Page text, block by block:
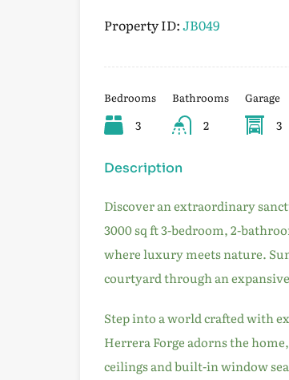
Property ID:JB049
Bedrooms
3
Bathrooms
2
Garage
3
Description
Discover an extraordinary
3000 sq ft 3-bedroom, 2-
where luxury meets nature.
courtyard through an
Step into a world crafted with
Herrera Forge adorns the
ceilings and built-in window